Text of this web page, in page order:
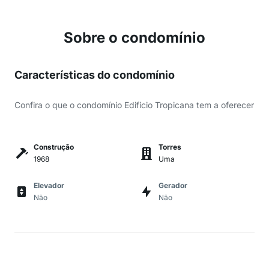
Sobre o condomínio
Características do condomínio
Confira o que o condomínio Edificio Tropicana tem a oferecer
Construção
1968
Torres
Uma
Elevador
Não
Gerador
Não